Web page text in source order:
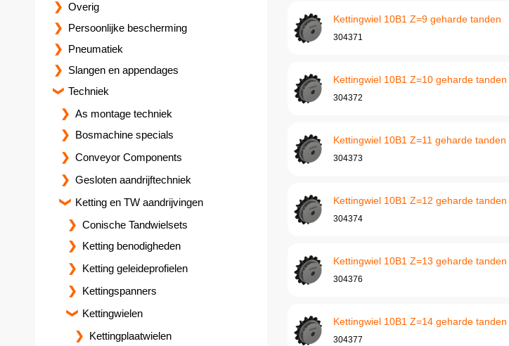
Kettingwiel 10B1 Z=9 geharde tanden
304371
Kettingwiel 10B1 Z=10 geharde tanden
304372
Kettingwiel 10B1 Z=11 geharde tanden
304373
Kettingwiel 10B1 Z=12 geharde tanden
304374
Kettingwiel 10B1 Z=13 geharde tanden
304376
Kettingwiel 10B1 Z=14 geharde tanden
304377
Overig
Persoonlijke bescherming
Pneumatiek
Slangen en appendages
Techniek
As montage techniek
Bosmachine specials
Conveyor Components
Gesloten aandrijftechniek
Ketting en TW aandrijvingen
Conische Tandwielsets
Ketting benodigheden
Ketting geleideprofielen
Kettingspanners
Kettingwielen
Kettingplaatwielen